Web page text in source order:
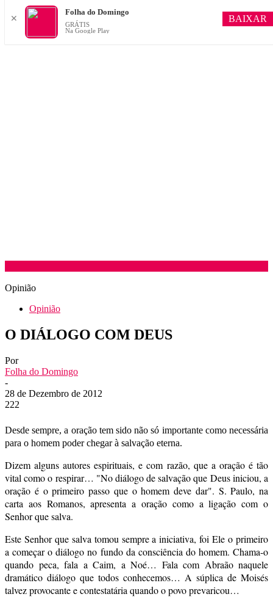
Opinião
Opinião
O DIÁLOGO COM DEUS
Por
Folha do Domingo
-
28 de Dezembro de 2012
222
Desde sempre, a oração tem sido não só importante como necessária
para o homem poder chegar à salvação eterna.
Dizem alguns autores espirituais, e com razão, que a oração é tão
vital como o respirar… "No diálogo de salvação que Deus iniciou, a
oração é o primeiro passo que o homem deve dar". S. Paulo, na
carta aos Romanos, apresenta a oração como a ligação com o
Senhor que salva.
Este Senhor que salva tomou sempre a iniciativa, foi Ele o primeiro
a começar o diálogo no fundo da consciência do homem. Chama-o
quando peca, fala a Caim, a Noé… Fala com Abraão naquele
dramático diálogo que todos conhecemos… A súplica de Moisés
talvez provocante e contestatária quando o povo prevaricou…
✕
Folha do Domingo
GRÁTIS
Na Google Play
BAIXAR